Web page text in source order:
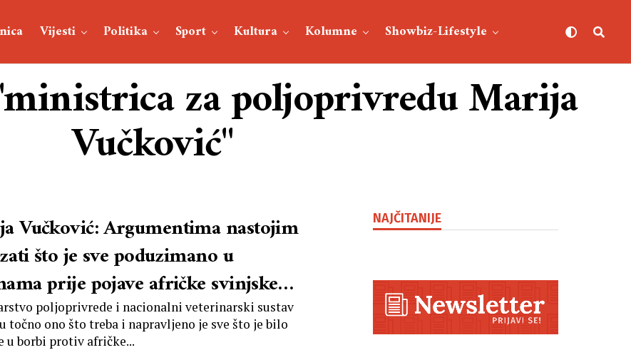
Vijesti Politika Sport Kultura Kolumne Showbiz-Lifestyle
za poljoprivredu Marija
Vučković"
Vučković: Argumentima nastojim
što je sve poduzimano u
prije pojave afričke svinjske
neposredno nakon njene pojave
poljoprivrede i nacionalni veterinarski sustav
točno ono što treba i napravljeno je sve što je bilo
u borbi protiv afričke...
NAJČITANIJE